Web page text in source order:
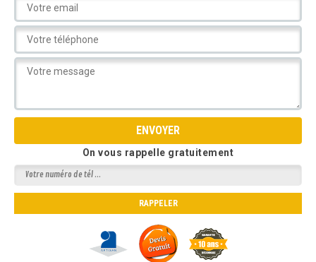
On vous rappelle gratuitement